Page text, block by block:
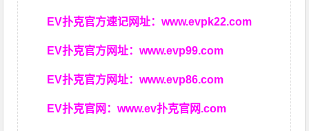
EV扑克官方速记网址：www.evpk22.com
EV扑克官方网址：www.evp99.com
EV扑克官方网址：www.evp86.com
EV扑克官网：www.ev扑克官网.com